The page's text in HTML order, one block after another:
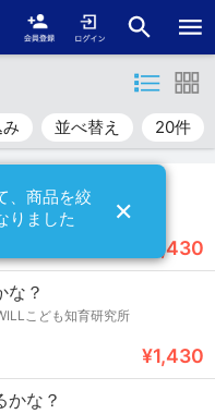
、商品を絞
りました
✕
並べ替え 20件
くるの？
こども知育研究所
¥1,430
な？
こども知育研究所
¥1,430
かな？